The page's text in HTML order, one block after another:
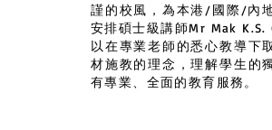
謹的校風，為本港/國際/內
安排碩士級講師Mr Mak K.S.
以在專業老師的悉心教導下
材施教的理念，理解學生的
有專業、全面的教育服務。